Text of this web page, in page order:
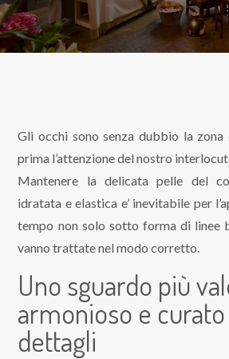
Gli occhi sono senza dubbio la
prima l’attenzione del nostro
Mantenere la delicata pelle del
idratata e elastica e’ inevitabile per
tempo non solo sotto forma di linee
vanno trattate nel modo corretto.
Uno sguardo più
armonioso e
dettagli